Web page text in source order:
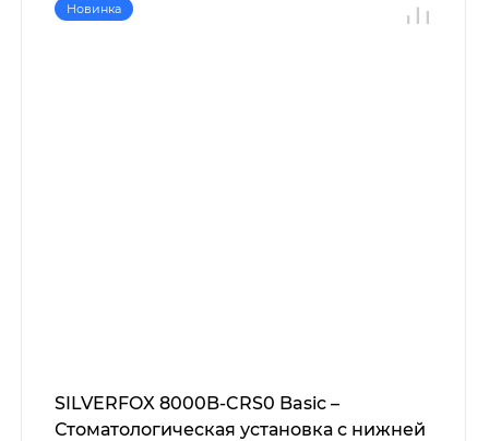
Новинка
SILVERFOX 8000B-CRS0 Basic –
Стоматологическая установка с нижней